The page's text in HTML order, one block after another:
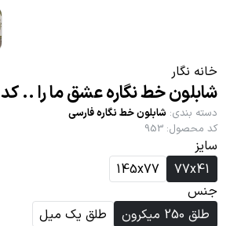
خانه نگار
شابلون خط نگاره عشق ما را .. کد 953
دسته بندی: شابلون خط نگاره فارسی
کد محصول:
953
سایز
77x41
145x77
جنس
طلق 250 میکرون
طلق یک میل